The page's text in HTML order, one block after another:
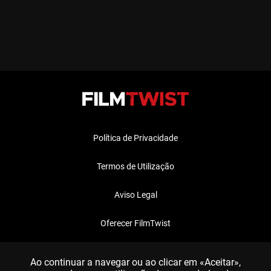
Política de Privacidade
Termos de Utilização
Aviso Legal
Oferecer FilmTwist
Ao continuar a navegar ou ao clicar em «Aceitar»,